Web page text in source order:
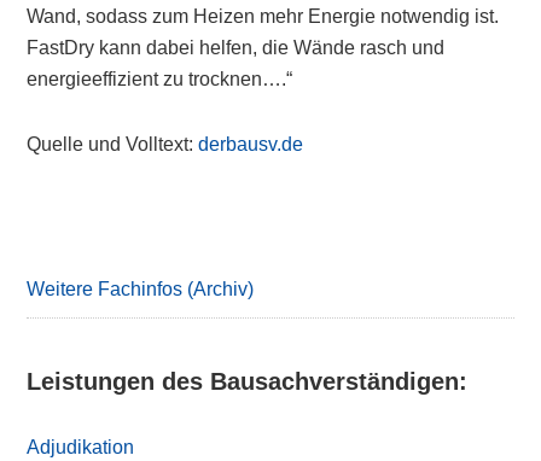
Wand, sodass zum Heizen mehr Energie notwendig ist.
FastDry kann dabei helfen, die Wände rasch und
energieeffizient zu trocknen….“
Quelle und Volltext:derbausv.de
Weitere Fachinfos (Archiv)
Leistungen des Bausachverständigen:
Adjudikation